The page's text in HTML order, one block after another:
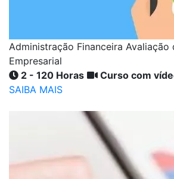
Administração Financeira Avaliação
Empresarial
2 - 120 Horas
Curso com
SAIBA MAIS